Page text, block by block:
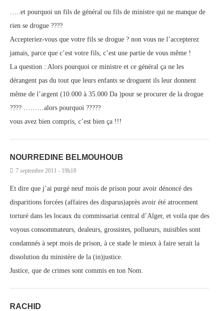
…..et pourquoi un fils de général ou fils de ministre qui ne manque de
rien se drogue ????
Accepteriez-vous que votre fils se drogue ? non vous ne l’accepterez
jamais, parce que c’est votre fils, c’est une partie de vous même !
La question : Alors pourquoi ce ministre et ce général ça ne les
dérangent pas du tout que leurs enfants se droguent ils leur donnent
même de l’argent (10.000 à 35.000 Da )pour se procurer de la drogue
???? ………alors pourquoi ?????
vous avez bien compris, c’est bien ça !!!
NOURREDINE BELMOUHOUB
7 septembre 2011 - 19h18
Et dire que j’ai purgé neuf mois de prison pour avoir dénoncé des
disparitions forcées (affaires des disparus)après avoir été atrocement
torturé dans les locaux du commissariat central d’Alger, et voila que des
voyous consommateurs, dealeurs, grossistes, pollueurs, nuisibles sont
condamnés à sept mois de prison, à ce stade le mieux à faire serait la
dissolution du ministère de la (in)justice.
Justice, que de crimes sont commis en ton Nom.
RACHID